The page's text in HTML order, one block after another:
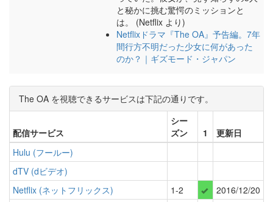
と秘かに挑む驚愕のミッションと
は。 (Netflix より)
Netflixドラマ『The OA』予告編。7年
間行方不明だった少女に何があった
のか？｜ギズモード・ジャパン
The OA を視聴できるサービスは下記の通りです。
配信サービス
シー
ズン
1
更新日
Hulu (フールー)
dTV (dビデオ)
Netflix (ネットフリックス)
1-2
2016/12/20